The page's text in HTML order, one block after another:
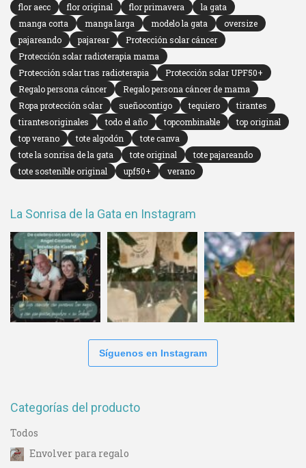
flor aecc
flor original flor primavera
la gata
manga corta
manga larga modelo la gata
oversize
pajareando
pajarear
Protección solar cáncer
Protección solar radioterapia mama
Protección solar tras radioterapia
Protección solar UPF50+
Regalo persona cáncer
Regalo persona cáncer de mama
Ropa protección solar
sueñocontigo tequiero
tirantes
tirantesoriginales
todo el año topcombinable
top original
top verano
tote algodón
tote canva
tote la sonrisa de la gata
tote original
tote pajareando
tote sostenible original
upf50+ verano
La Sonrisa de la Gata en Instagram
Síguenos en Instagram
Categorías del producto
Todos
Envolver para regalo